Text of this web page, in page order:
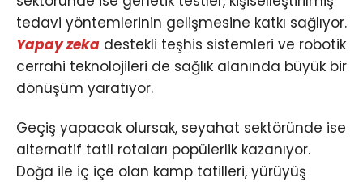
tedavi yöntemlerinin gelişmesine katkı sağlıyor.
Yapay zeka destekli teşhis sistemleri ve robotik
cerrahi teknolojileri de sağlık alanında büyük bir
dönüşüm yaratıyor.
Geçiş yapacak olursak, seyahat sektöründe ise
alternatif tatil rotaları popülerlik kazanıyor.
Doğa ile iç içe olan kamp tatilleri, yürüyüş